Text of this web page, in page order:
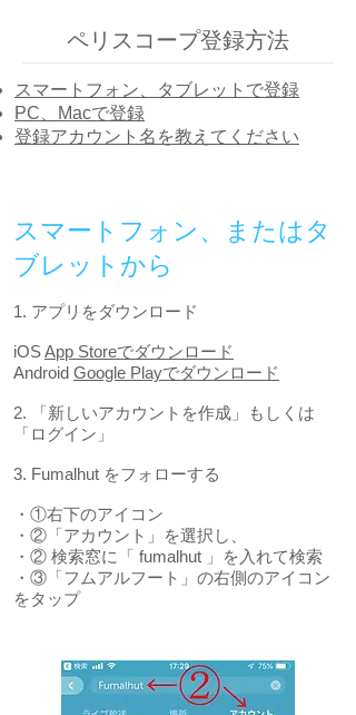
ペリスコープ登録方法
スマートフォン、タブレットで登録
PC、Macで登録
​登録アカウント名を教えてください
スマートフォン、またはタ
ブレットから
1. アプリをダウンロード
iOSApp Storeでダウンロード
Android Google Playでダウンロード
2. 「新しいアカウントを作成」もしくは
「ログイン」
3. Fumalhut をフォローする
・①右下のアイコン
・②「アカウント」を選択し、
・② 検索窓に「 fumalhut 」を入れて検索
・③「フムアルフート」の右側のアイコン
をタップ